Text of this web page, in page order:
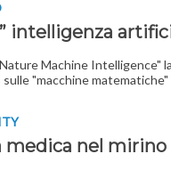
intelligenza
Machine Intelligence"
sulle "macchine
medica nel